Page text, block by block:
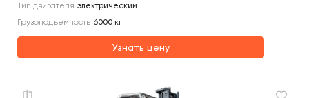
Тип двигателя электрический
Грузоподъемность 6000 кг
Узнать цену